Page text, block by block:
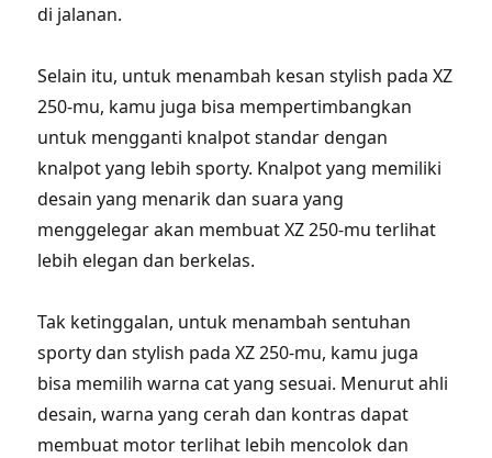
di jalanan.
Selain itu, untuk menambah kesan stylish pada XZ
250-mu, kamu juga bisa mempertimbangkan
untuk mengganti knalpot standar dengan
knalpot yang lebih sporty. Knalpot yang memiliki
desain yang menarik dan suara yang
menggelegar akan membuat XZ 250-mu terlihat
lebih elegan dan berkelas.
Tak ketinggalan, untuk menambah sentuhan
sporty dan stylish pada XZ 250-mu, kamu juga
bisa memilih warna cat yang sesuai. Menurut ahli
desain, warna yang cerah dan kontras dapat
membuat motor terlihat lebih mencolok dan